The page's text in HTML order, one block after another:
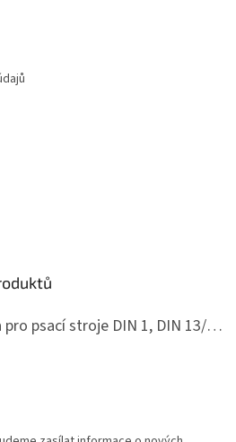
Barvící páska pro psací stroje DIN 1, DIN 13/10, LAND, PA červenočerná
je 5 z 5 hvězdiček.